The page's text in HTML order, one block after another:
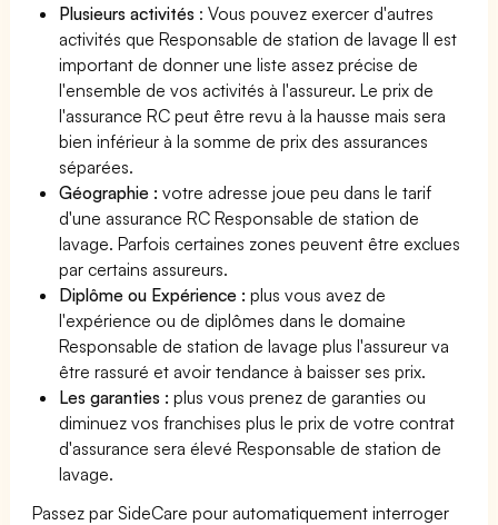
Plusieurs activités : Vous pouvez exercer d'autres
activités que Responsable de station de lavage Il est
important de donner une liste assez précise de
l'ensemble de vos activités à l'assureur. Le prix de
l'assurance RC peut être revu à la hausse mais sera
bien inférieur à la somme de prix des assurances
séparées.
Géographie :votre adresse joue peu dans le tarif
d'une assurance RC Responsable de station de
lavage. Parfois certaines zones peuvent être exclues
par certains assureurs.
Diplôme ou Expérience :plus vous avez de
l'expérience ou de diplômes dans le domaine
Responsable de station de lavage plus l'assureur va
être rassuré et avoir tendance à baisser ses prix.
Les garanties :plus vous prenez de garanties ou
diminuez vos franchises plus le prix de votre contrat
d'assurance sera élevé Responsable de station de
lavage.
Passez par SideCare pour automatiquement interroger